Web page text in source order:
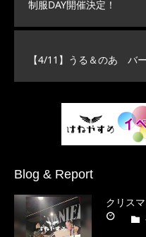
制服DAY開催決定！
【4/11】うる＆のあ バ
Blog & Report
クリス